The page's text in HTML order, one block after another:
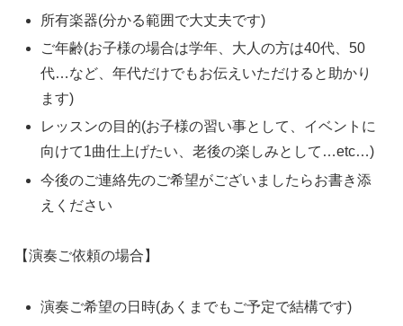
所有楽器(分かる範囲で大丈夫です)
ご年齢(お子様の場合は学年、大人の方は40代、50
代…など、年代だけでもお伝えいただけると助かり
ます)
レッスンの目的(お子様の習い事として、イベントに
向けて1曲仕上げたい、老後の楽しみとして…etc…)
今後のご連絡先のご希望がございましたらお書き添
えください
【演奏ご依頼の場合】
演奏ご希望の日時(あくまでもご予定で結構です)